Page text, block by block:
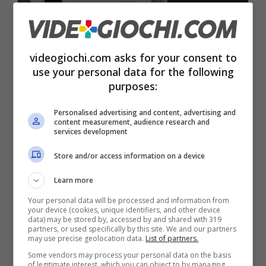
Ecco uno dei messaggi incriminanti. (Fonte: Twitter di
Jeanie Buss)
Anche se al momento si iniziano a vedere
spesso leconsole Sony
la maggior parte si trovano solo con i
quindi acquistando anche videogiochi o
accessori che magari al momento non
interessano al cliente.
E visto che ancora molti non sono riusciti ad
videogiochi.com asks for your consent to
use your personal data for the following
purposes:
Personalised advertising and content, advertising and
content measurement, audience research and
services development
Store and/or access information on a device
Learn more
Your personal data will be processed and information from
your device (cookies, unique identifiers, and other device
data) may be stored by, accessed by and shared with 319
partners, or used specifically by this site. We and our partners
may use precise geolocation data. List of partners.
Some vendors may process your personal data on the basis